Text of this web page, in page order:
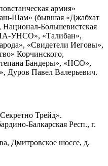
армия»
Шам» (бывшая «Джабхат
Большевистская
УНСО», «Талибан»,
«Свидетели Иеговы»,
Корчинского,
Бандеры», «НСО»,
Дуров Павел Валерьевич.
Трейд».
Балкарская Респ., г.
Дмитровское шоссе, д.